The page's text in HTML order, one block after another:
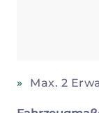
Max. 2